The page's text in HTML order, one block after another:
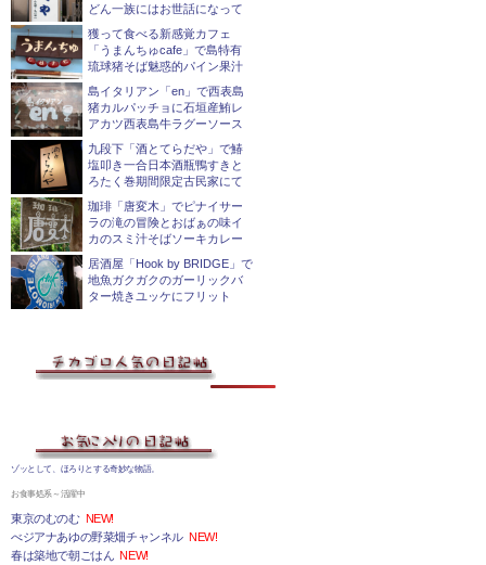
どん一族にはお世話になって
獲って食べる新感覚カフェ
「うまんちゅcafe」で島特有
琉球猪そば魅惑的パイン果汁
島イタリアン「en」で西表島
猪カルパッチョに石垣産鮪レ
アカツ西表島牛ラグーソース
九段下「酒とてらだや」で鰆
塩叩き一合日本酒瓶鴨すきと
ろたく巻期間限定古民家にて
珈琲「唐変木」でピナイサー
ラの滝の冒険とおばぁの味イ
カのスミ汁そばソーキカレー
居酒屋「Hook by BRIDGE」で
地魚ガクガクのガーリックバ
ター焼きユッケにフリット
ゾッとして、ほろりとする奇妙な物語。
お食事処系～活躍中
東京のむのむ NEW!
べジアナあゆの野菜畑チャンネル NEW!
春は築地で朝ごはん NEW!